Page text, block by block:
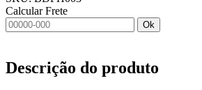
Calcular Frete
Ok
Descrição do produto